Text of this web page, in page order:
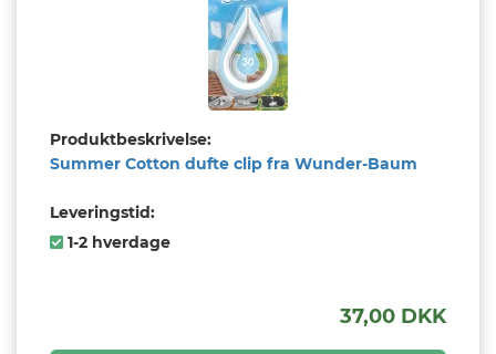
Produktbeskrivelse:
Summer Cotton dufte clip fra Wunder-Baum
Leveringstid:
1-2 hverdage
37,00 DKK